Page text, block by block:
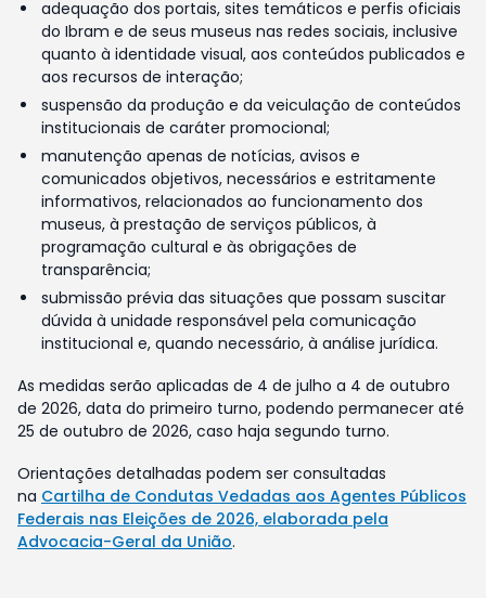
adequação dos portais, sites temáticos e perfis oficiais
do Ibram e de seus museus nas redes sociais, inclusive
quanto à identidade visual, aos conteúdos publicados e
aos recursos de interação;
suspensão da produção e da veiculação de conteúdos
institucionais de caráter promocional;
manutenção apenas de notícias, avisos e
comunicados objetivos, necessários e estritamente
informativos, relacionados ao funcionamento dos
museus, à prestação de serviços públicos, à
programação cultural e às obrigações de
transparência;
submissão prévia das situações que possam suscitar
dúvida à unidade responsável pela comunicação
institucional e, quando necessário, à análise jurídica.
As medidas serão aplicadas de 4 de julho a 4 de outubro
de 2026, data do primeiro turno, podendo permanecer até
25 de outubro de 2026, caso haja segundo turno.
Orientações detalhadas podem ser consultadas
na Cartilha de Condutas Vedadas aos Agentes Públicos
Federais nas Eleições de 2026, elaborada pela
Advocacia-Geral da União.